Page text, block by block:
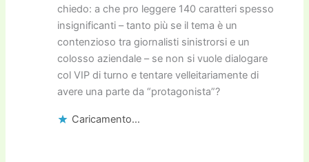
chiedo: a che pro leggere 140 caratteri spesso
insignificanti – tanto più se il tema è un
contenzioso tra giornalisti sinistrorsi e un
colosso aziendale – se non si vuole dialogare
col VIP di turno e tentare velleitariamente di
avere una parte da “protagonista”?
Caricamento...